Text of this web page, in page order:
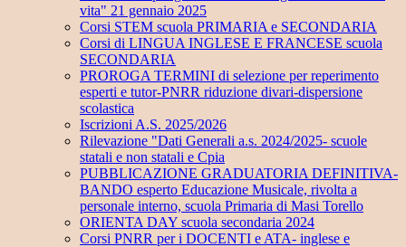
vita" 21 gennaio 2025
Corsi STEM scuola PRIMARIA e SECONDARIA
Corsi di LINGUA INGLESE E FRANCESE scuola
SECONDARIA
PROROGA TERMINI di selezione per reperimento
esperti e tutor-PNRR riduzione divari-dispersione
scolastica
Iscrizioni A.S. 2025/2026
Rilevazione "Dati Generali a.s. 2024/2025- scuole
statali e non statali e Cpia
PUBBLICAZIONE GRADUATORIA DEFINITIVA-
BANDO esperto Educazione Musicale, rivolta a
personale interno, scuola Primaria di Masi Torello
ORIENTA DAY scuola secondaria 2024
Corsi PNRR per i DOCENTI e ATA- inglese e